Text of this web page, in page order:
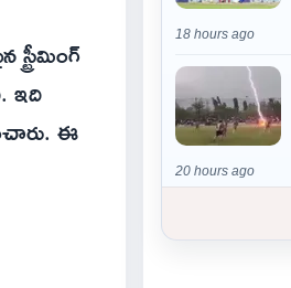
ఇది
ఈ
18 hours ago
20 hours ago